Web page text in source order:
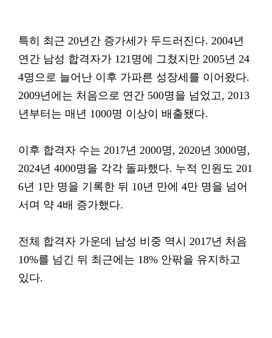
특히 최근 20년간 증가세가 두드러진다. 2004년
연간 남성 합격자가 121명에 그쳤지만 2005년 24
4명으로 늘어난 이후 가파른 성장세를 이어왔다.
2009년에는 처음으로 연간 500명을 넘었고, 2013
년부터는 매년 1000명 이상이 배출됐다.
이후 합격자 수는 2017년 2000명, 2020년 3000명,
2024년 4000명을 각각 돌파했다. 누적 인원도 201
6년 1만 명을 기록한 뒤 10년 만에 4만 명을 넘어
서며 약 4배 증가했다.
전체 합격자 가운데 남성 비중 역시 2017년 처음
10%를 넘긴 뒤 최근에는 18% 안팎을 유지하고
있다.